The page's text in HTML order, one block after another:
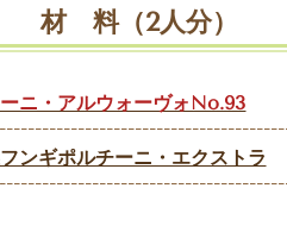
材 料（2人分）
ニ・アルウォーヴォNo.93
ンギポルチーニ・エクストラ